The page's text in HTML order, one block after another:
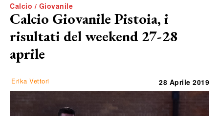
Calcio / Giovanile
Calcio Giovanile Pistoia, i
risultati del weekend 27-28
aprile
Erika Vettori 28 Aprile 2019